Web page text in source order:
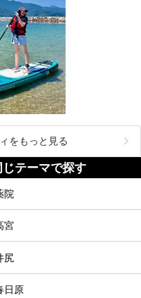
をもっと見る
テーマで探す
院
宮
尻
日原